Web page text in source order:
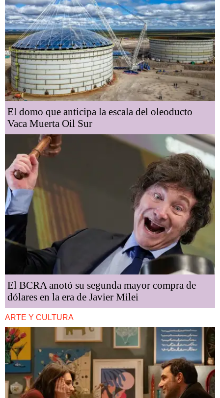
El domo que anticipa la escala del oleoducto
Vaca Muerta Oil Sur
El BCRA anotó su segunda mayor compra de
dólares en la era de Javier Milei
ARTE Y CULTURA